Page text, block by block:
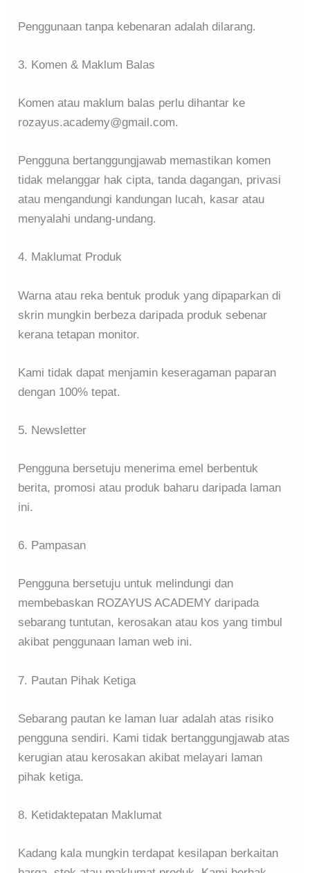
Penggunaan tanpa kebenaran adalah dilarang.
3. Komen & Maklum Balas
Komen atau maklum balas perlu dihantar ke
rozayus.academy@gmail.com.
Pengguna bertanggungjawab memastikan komen
tidak melanggar hak cipta, tanda dagangan, privasi
atau mengandungi kandungan lucah, kasar atau
menyalahi undang-undang.
4. Maklumat Produk
Warna atau reka bentuk produk yang dipaparkan di
skrin mungkin berbeza daripada produk sebenar
kerana tetapan monitor.
Kami tidak dapat menjamin keseragaman paparan
dengan 100% tepat.
5. Newsletter
Pengguna bersetuju menerima emel berbentuk
berita, promosi atau produk baharu daripada laman
ini.
6. Pampasan
Pengguna bersetuju untuk melindungi dan
membebaskan ROZAYUS ACADEMY daripada
sebarang tuntutan, kerosakan atau kos yang timbul
akibat penggunaan laman web ini.
7. Pautan Pihak Ketiga
Sebarang pautan ke laman luar adalah atas risiko
pengguna sendiri. Kami tidak bertanggungjawab atas
kerugian atau kerosakan akibat melayari laman
pihak ketiga.
8. Ketidaktepatan Maklumat
Kadang kala mungkin terdapat kesilapan berkaitan